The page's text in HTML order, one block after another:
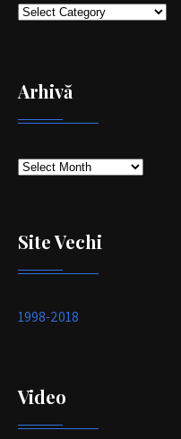
Categorii
Arhivă
Arhivă
Site Vechi
1998-2018
Video